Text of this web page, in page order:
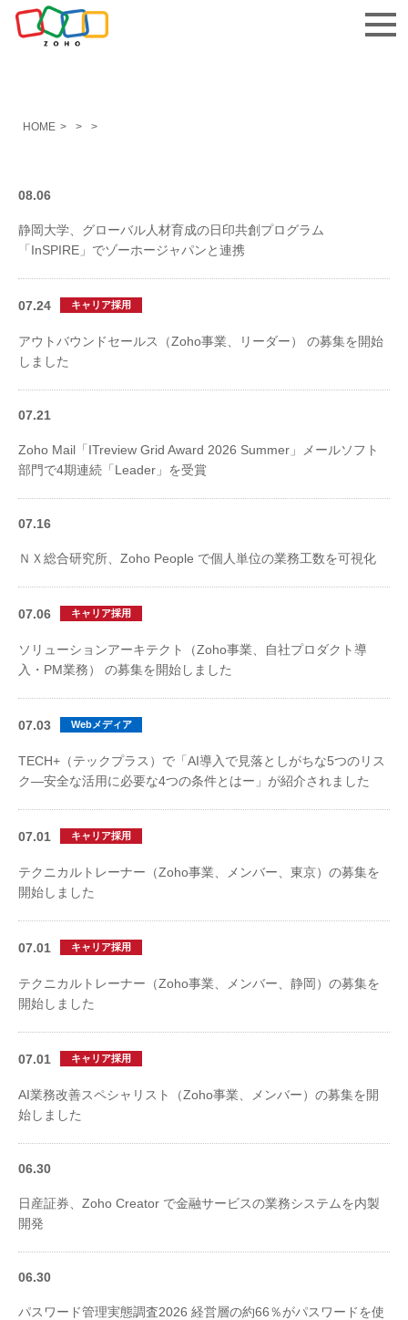
お問い合わせ
HOME > > >
08.06
静岡大学、グローバル人材育成の日印共創プログラム
「InSPIRE」でゾーホージャパンと連携
07.24 キャリア採用
アウトバウンドセールス（Zoho事業、リーダー） の募集を開始
しました
07.21
Zoho Mail「ITreview Grid Award 2026 Summer」​メールソフト
部門で4期連続「Leader」を受賞
07.16
ＮＸ総合研究所、Zoho People で個人単位の業務工数を可視化
07.06 キャリア採用
ソリューションアーキテクト（Zoho事業、自社プロダクト導
入・PM業務） の募集を開始しました
07.03 Webメディア
TECH+（テックプラス）で「AI導入で見落としがちな5つのリス
ク―安全な活用に必要な4つの条件とはー」が紹介されました
07.01 キャリア採用
テクニカルトレーナー（Zoho事業、メンバー、東京）の募集を
開始しました
07.01 キャリア採用
テクニカルトレーナー（Zoho事業、メンバー、静岡）の募集を
開始しました
07.01 キャリア採用
AI業務改善スペシャリスト（Zoho事業、メンバー）の募集を開
始しました
06.30
日産証券、Zoho Creator で金融サービスの業務システムを内製
開発
06.30
パスワード管理実態調査2026 経営層の約66％がパスワードを使